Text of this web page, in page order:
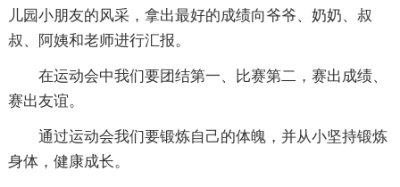
儿园小朋友的风采，拿出最好的成绩向爷爷、奶奶、叔
叔、阿姨和老师进行汇报。
在运动会中我们要团结第一、比赛第二，赛出成绩、
赛出友谊。
通过运动会我们要锻炼自己的体魄，并从小坚持锻炼
身体，健康成长。